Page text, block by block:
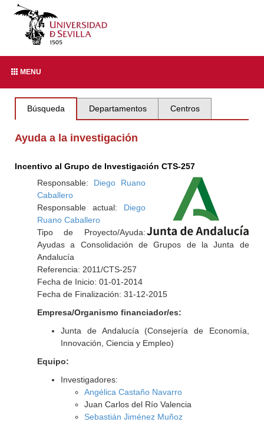
MENU
Búsqueda Departamentos Centros
Ayuda a la investigación
Incentivo al Grupo de Investigación CTS-257
Responsable: Diego Ruano
Caballero
Responsable actual: Diego
Ruano Caballero
Tipo de Proyecto/Ayuda:
Ayudas a Consolidación de Grupos de la Junta de
Andalucía
Referencia: 2011/CTS-257
Fecha de Inicio: 01-01-2014
Fecha de Finalización: 31-12-2015
Empresa/Organismo financiador/es:
Junta de Andalucía (Consejería de Economía,
Innovación, Ciencia y Empleo)
Equipo:
Investigadores:
Angélica Castaño Navarro
Juan Carlos del Río Valencia
Sebastián Jiménez Muñoz